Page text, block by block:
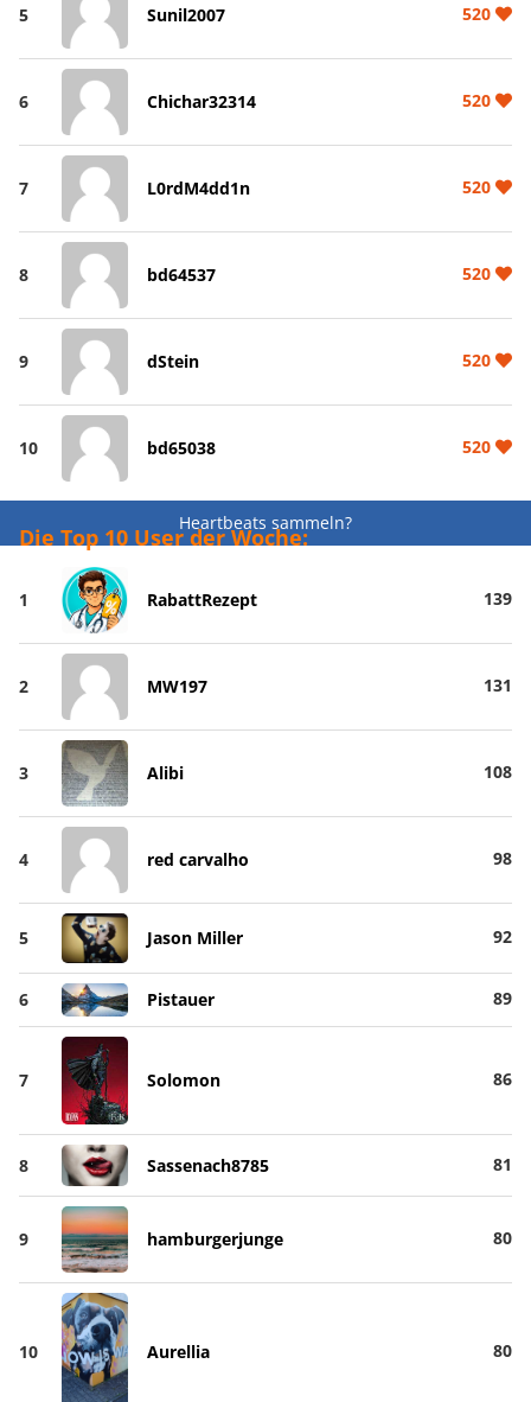
5 Sunil2007 520
6 Chichar32314 520
7 L0rdM4dd1n 520
8 bd64537 520
9 dStein 520
10 bd65038 520
Heartbeats sammeln?
Die Top 10 User der Woche:
1 RabattRezept 139
2 MW197 131
3 Alibi 108
4 red carvalho 98
5 Jason Miller 92
6 Pistauer 89
7 Solomon 86
8 Sassenach8785 81
9 hamburgerjunge 80
10 Aurellia 80